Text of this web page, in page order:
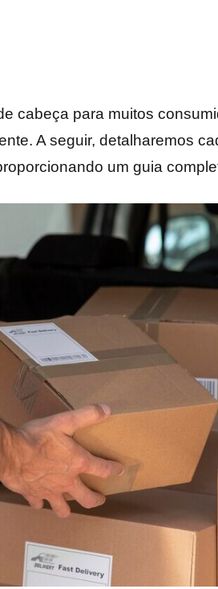
cabeça para muitos
A seguir, detalharemos
um guia